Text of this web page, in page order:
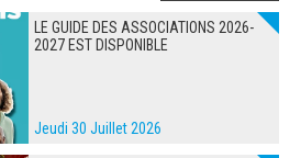
LE GUIDE DES ASSOCIATIONS 2026-
2027 EST DISPONIBLE
Jeudi 30 Juillet 2026